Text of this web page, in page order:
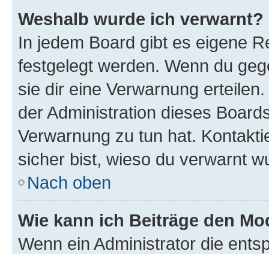
Weshalb wurde ich verwarnt?
In jedem Board gibt es eigene
festgelegt werden. Wenn du
sie dir eine Verwarnung
der Administration dieses
Verwarnung zu tun hat.
sicher bist, wieso du verwarnt
Nach oben
Wie kann ich Beiträge den
Wenn ein Administrator die